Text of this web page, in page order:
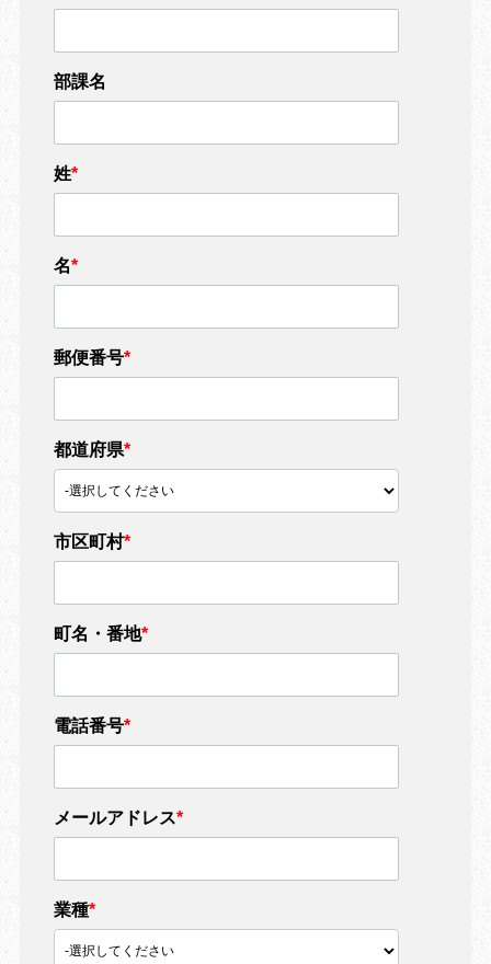
部課名
姓*
名*
郵便番号*
都道府県*
市区町村*
町名・番地*
電話番号*
メールアドレス*
業種*